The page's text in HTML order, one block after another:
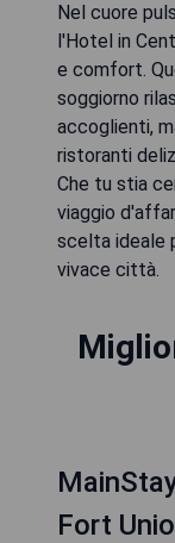
Nel cuore
l'Hotel in
e comfort.
soggiorno
accoglienti,
ristoranti
Che tu stia
viaggio
scelta ideale
vivace città.
Fort